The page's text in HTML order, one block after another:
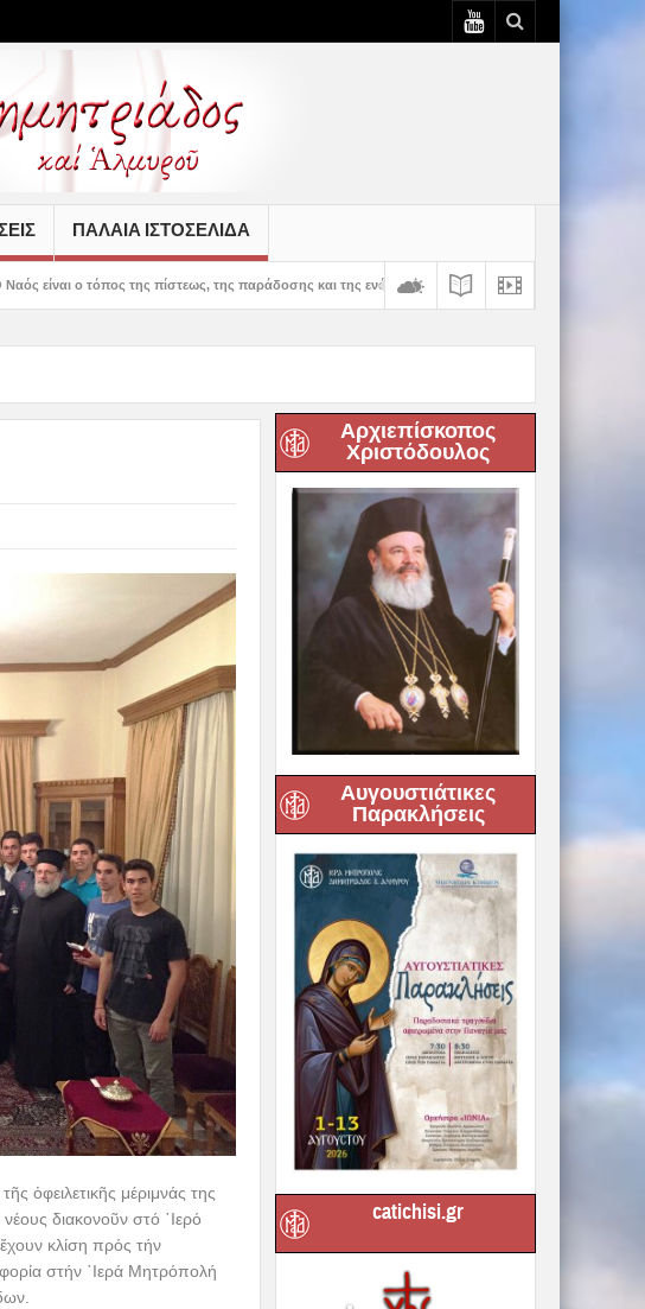
ΠΑΛΑΙΆ ΙΣΤΟΣΕΛΊΔΑ
πίστεως, της παράδοσης και της ενότητας» – 100 χρόνια ζωής και προσφοράς του Ιερού Ναού
ὀφειλετικῆς μέριμνάς της
νέους διακονοῦν στό ῾Ιερό
κλίση πρός τήν
στήν ῾Ιερά Μητρόπολή
Αρχιεπίσκοπος
Χριστόδουλος
Αυγουστιάτικες
Παρακλήσεις
catichisi.gr